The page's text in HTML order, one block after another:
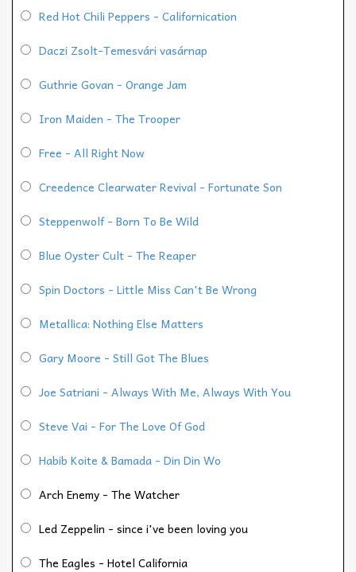
Red Hot Chili Peppers - Californication
Daczi Zsolt-Temesvári vasárnap
Guthrie Govan - Orange Jam
Iron Maiden - The Trooper
Free - All Right Now
Creedence Clearwater Revival - Fortunate Son
Steppenwolf - Born To Be Wild
Blue Oyster Cult - The Reaper
Spin Doctors - Little Miss Can't Be Wrong
Metallica: Nothing Else Matters
Gary Moore - Still Got The Blues
Joe Satriani - Always With Me, Always With You
Steve Vai - For The Love Of God
Habib Koite & Bamada - Din Din Wo
Arch Enemy - The Watcher
Led Zeppelin - since i've been loving you
The Eagles - Hotel California